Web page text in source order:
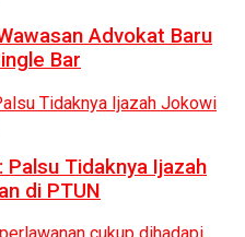
Advokat Baru
Bar
Palsu Tidaknya Ijazah
di PTUN